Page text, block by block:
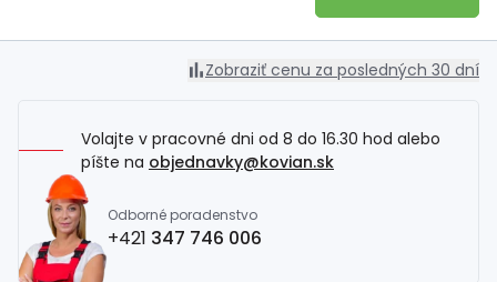
Zobraziť cenu za posledných 30 dní
Volajte v pracovné dni od 8 do 16.30 hod alebo
píšte na objednavky@kovian.sk
Odborné poradenstvo
+421 347 746 006